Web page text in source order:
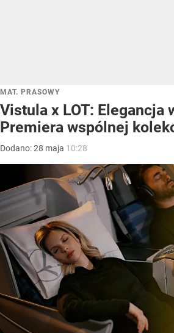
MAT. PRASOWY
Vistula x LOT: Elegancja
Premiera wspólnej
Dodano:28 maja 10:28